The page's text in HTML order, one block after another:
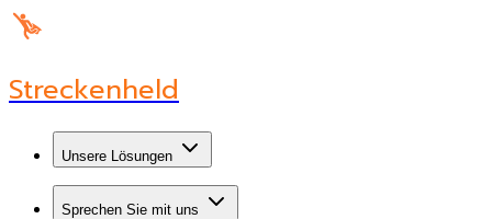
Streckenheld
Unsere Lösungen
Sprechen Sie mit uns